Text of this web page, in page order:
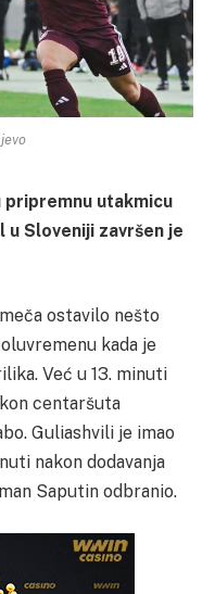
utakmicu
Sloveniji završen je
ostavilo nešto
kada je
Već u 13. minuti
centaršuta
Guliashvili je imao
nakon dodavanja
Saputin odbranio.